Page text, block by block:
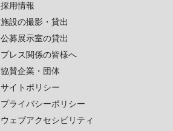
採用情報
施設の撮影・貸出
公募展示室の貸出
プレス関係の皆様へ
協賛企業・団体
サイトポリシー
プライバシーポリシー
ウェブアクセシビリティ